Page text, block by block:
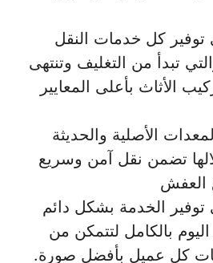
كل خدمات النقل
تبدأ من التغليف وتنتهى
الأثاث بأعلى المعايير
الأصلية والحديثة
تضمن نقل آمن وسريع
العفش
الخدمة بشكل دائم
بالكامل لتتمكن من
كل عميل بأفضل صورة.